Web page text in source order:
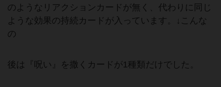
のようなリアクションカードが無く、代わりに同じ
ような効果の持続カードが入っています。↓こんな
の
後は『呪い』を撒くカードが1種類だけでした。